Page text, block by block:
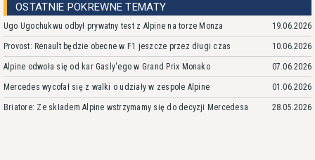
OSTATNIE POKREWNE TEMATY
Ugo Ugochukwu odbył prywatny test z Alpine na torze Monza 19.06.2026
Provost: Renault będzie obecne w F1 jeszcze przez długi czas 10.06.2026
Alpine odwoła się od kar Gasly'ego w Grand Prix Monako 07.06.2026
Mercedes wycofał się z walki o udziały w zespole Alpine 01.06.2026
Briatore: Ze składem Alpine wstrzymamy się do decyzji Mercedesa 28.05.2026